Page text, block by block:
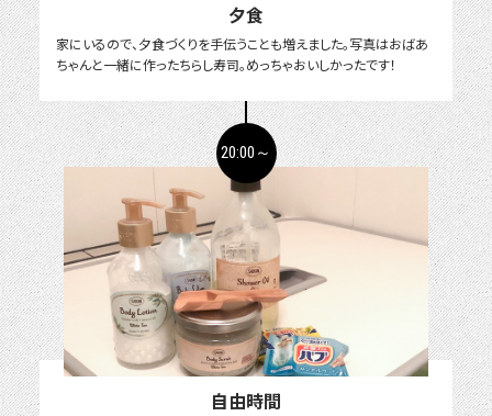
夕食
家にいるので、夕食づくりを手伝うことも増えました。写真はおばあ
ちゃんと一緒に作ったちらし寿司。めっちゃおいしかったです！
20:00～
自由時間